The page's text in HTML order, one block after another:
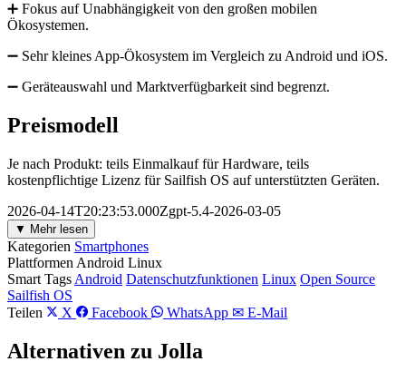
➕ Fokus auf Unabhängigkeit von den großen mobilen
Ökosystemen.
➖ Sehr kleines App-Ökosystem im Vergleich zu Android und iOS.
➖ Geräteauswahl und Marktverfügbarkeit sind begrenzt.
Preismodell
Je nach Produkt: teils Einmalkauf für Hardware, teils
kostenpflichtige Lizenz für Sailfish OS auf unterstützten Geräten.
2026-04-14T20:23:53.000Zgpt-5.4-2026-03-05
▼ Mehr lesen
Kategorien Smartphones
Plattformen Android Linux
Smart Tags Android Datenschutzfunktionen Linux Open Source
Sailfish OS
Teilen
X Facebook WhatsApp ✉ E-Mail
Alternativen zu Jolla